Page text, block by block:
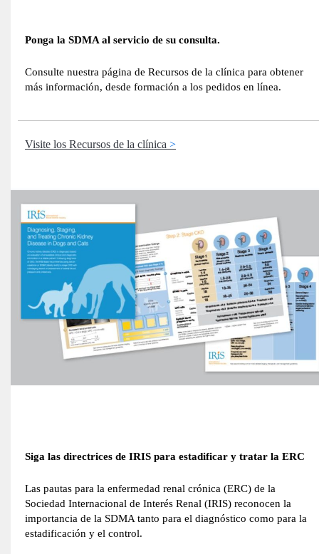
Ponga la SDMA al servicio de su consulta.
Consulte nuestra página de Recursos de la clínica para obtener
más información, desde formación a los pedidos en línea.
Visite los Recursos de la clínica
Siga las directrices de IRIS para estadificar y tratar la ERC
Las pautas para la enfermedad renal crónica (ERC) de la
Sociedad Internacional de Interés Renal (IRIS) reconocen la
importancia de la SDMA tanto para el diagnóstico como para la
estadificación y el control.